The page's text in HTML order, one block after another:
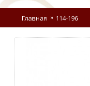
Главная 114-196